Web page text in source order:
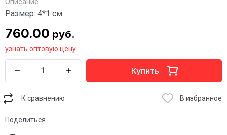
Размер: 4*1 см.
760.00 руб.
узнать оптовую цену
Купить
К сравнению В избранное
Поделиться